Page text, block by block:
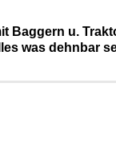
Baggern u.
was dehnbar